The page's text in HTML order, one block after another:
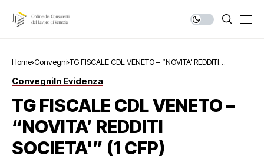
Home Convegni TG FISCALE CDL VENETO – “NOVITA’ REDDITI
ConvegniIn Evidenza
TG FISCALE CDL VENETO –
“NOVITA’ REDDITI
SOCIETA'” (1 CFP)